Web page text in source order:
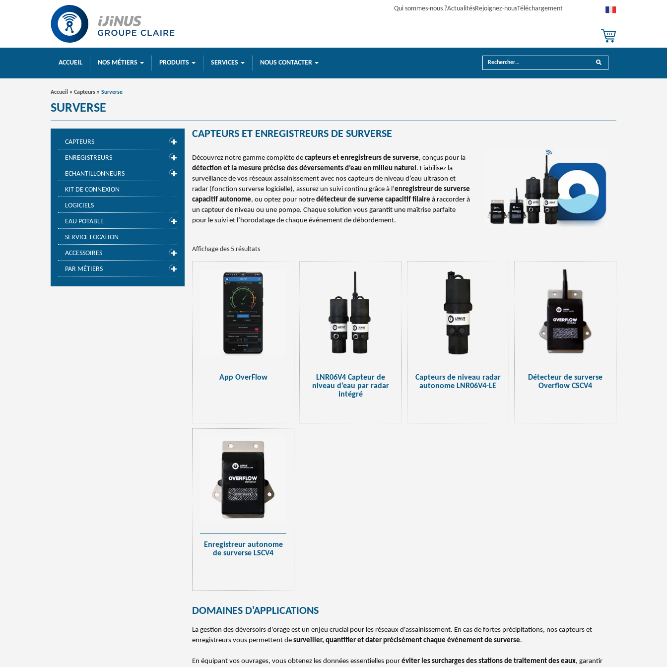
Qui sommes-nous ?ActualitésRejoignez-nousTéléchargement
ACCUEIL NOS MÉTIERS PRODUITS SERVICES NOUS CONTACTER
Accueil » Capteurs » Surverse
SURVERSE
CAPTEURS
ENREGISTREURS
ECHANTILLONNEURS
KIT DE CONNEXION
LOGICIELS
EAU POTABLE
SERVICE LOCATION
ACCESSOIRES
PAR MÉTIERS
CAPTEURS ET ENREGISTREURS DE SURVERSE
Découvrez notre gamme complète de capteurs et enregistreurs de surverse, conçus pour la
détection et la mesure précise des déversements d’eau en milieu naturel. Fiabilisez la
surveillance de vos réseaux assainissement avec nos capteurs de niveau d’eau ultrason et
radar (fonction surverse logicielle), assurez un suivi continu grâce à l’enregistreur de surverse
capacitif autonome, ou optez pour notre détecteur de surverse capacitif filaire à raccorder à
un capteur de niveau ou une pompe. Chaque solution vous garantit une maîtrise parfaite
pour le suivi et l’horodatage de chaque événement de débordement.
Affichage des 5 résultats
App OverFlow
LNR06V4 Capteur de
niveau d’eau par radar
intégré
Capteurs de niveau radar
autonome LNR06V4-LE
Détecteur de surverse
Overflow CSCV4
Enregistreur autonome
de surverse LSCV4
DOMAINES D'APPLICATIONS
La gestion des déversoirs d'orage est un enjeu crucial pour les réseaux d'assainissement. En cas de fortes précipitations, nos capteurs et
enregistreurs vous permettent de surveiller, quantifier et dater précisément chaque événement de surverse.
En équipant vos ouvrages, vous obtenez les données essentielles pour éviter les surcharges des stations de traitement des eaux, garantir